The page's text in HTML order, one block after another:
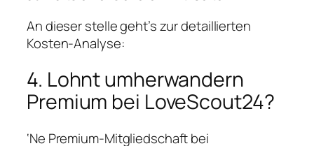
An dieser stelle geht’s zur detaillierten
Kosten-Analyse:
4. Lohnt umherwandern
Premium bei LoveScout24?
‘Ne Premium-Mitgliedschaft bei